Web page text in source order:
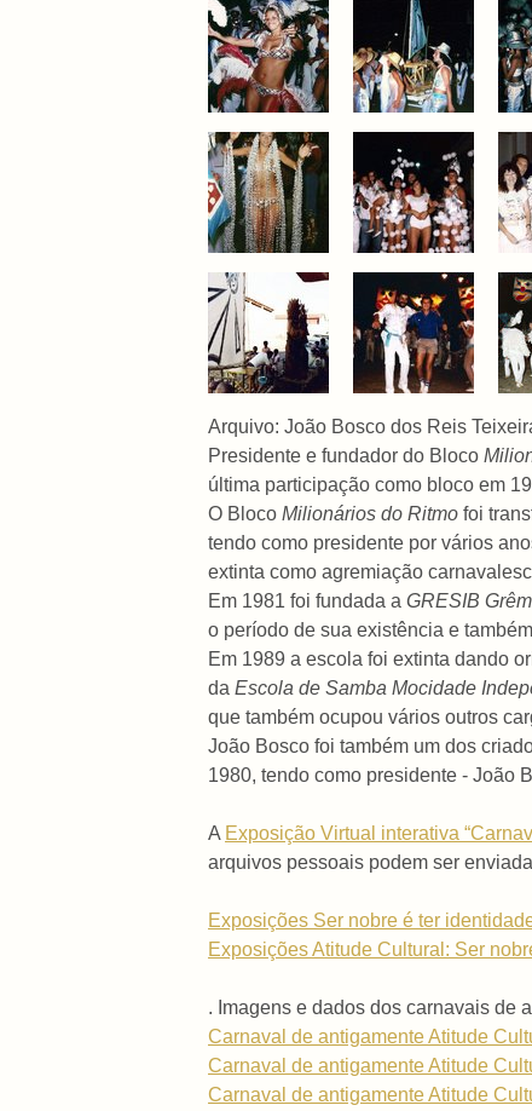
Arquivo: João Bosco dos Reis
Presidente e fundador do Bloco
última participação como bloco em
O Bloco Milionários do Ritmo foi
tendo como presidente por vários
extinta como agremiação
Em 1981 foi fundada a GRESIB
o período de sua existência e
Em 1989 a escola foi extinta dando
da Escola de Samba Mocidade
que também ocupou vários outros
João Bosco foi também um dos
1980, tendo como presidente - João
A Exposição Virtual interativa
arquivos pessoais podem ser
Exposições Ser nobre é ter
Exposições Atitude Cultural: Ser
. Imagens e dados dos carnavais de
Carnaval de antigamente Atitude
Carnaval de antigamente Atitude
Carnaval de antigamente Atitude